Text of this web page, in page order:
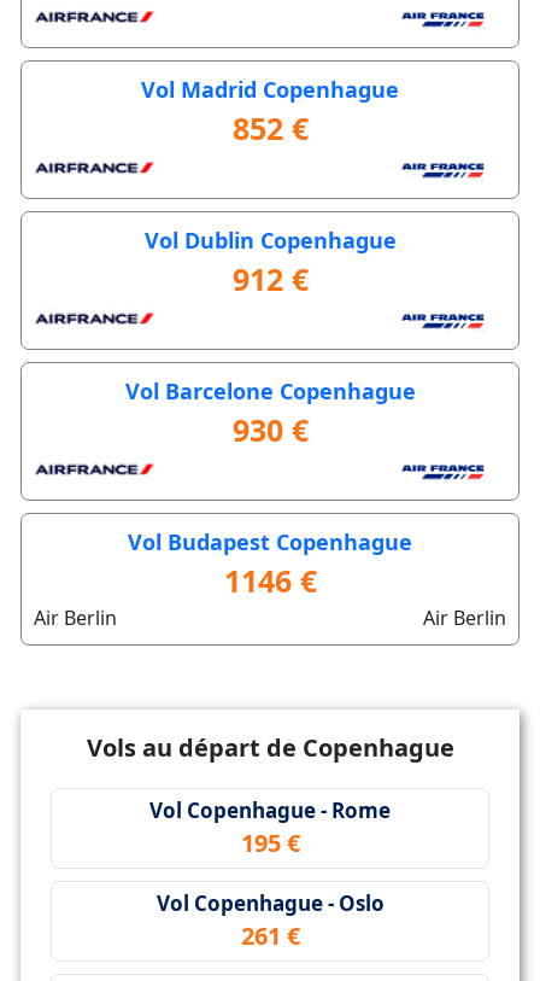
Vol Madrid Copenhague
852 €
Vol Dublin Copenhague
912 €
Vol Barcelone Copenhague
930 €
Vol Budapest Copenhague
1146 €
Air Berlin Air Berlin
Vols au départ de Copenhague
Vol Copenhague - Rome
195 €
Vol Copenhague - Oslo
261 €